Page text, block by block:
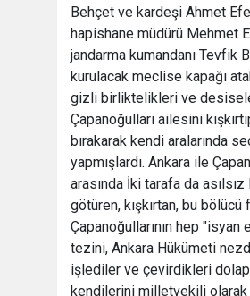
Behçet ve kardeşi Ahmet
hapishane müdürü Mehmet
jandarma kumandanı Tevfik
kurulacak meclise kapağı
gizli birliktelikleri ve
Çapanoğulları ailesini
bırakarak kendi aralarında
yapmışlardı. Ankara ile
arasında İki tarafa da
götüren, kışkırtan, bu bölücü
Çapanoğullarının hep "isyan
tezini, Ankara Hükümeti
işlediler ve çevirdikleri
kendilerini milletvekili